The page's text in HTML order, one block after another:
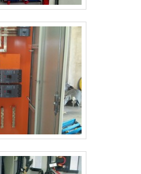
realizadas as atividades;
e peças de
de última
E QUALIDADE
na Bevilacqua Eletrotécnica
inversor de frequência
que há de mais moderno,
em chave de partida soft
rótulo
com seus serviços e